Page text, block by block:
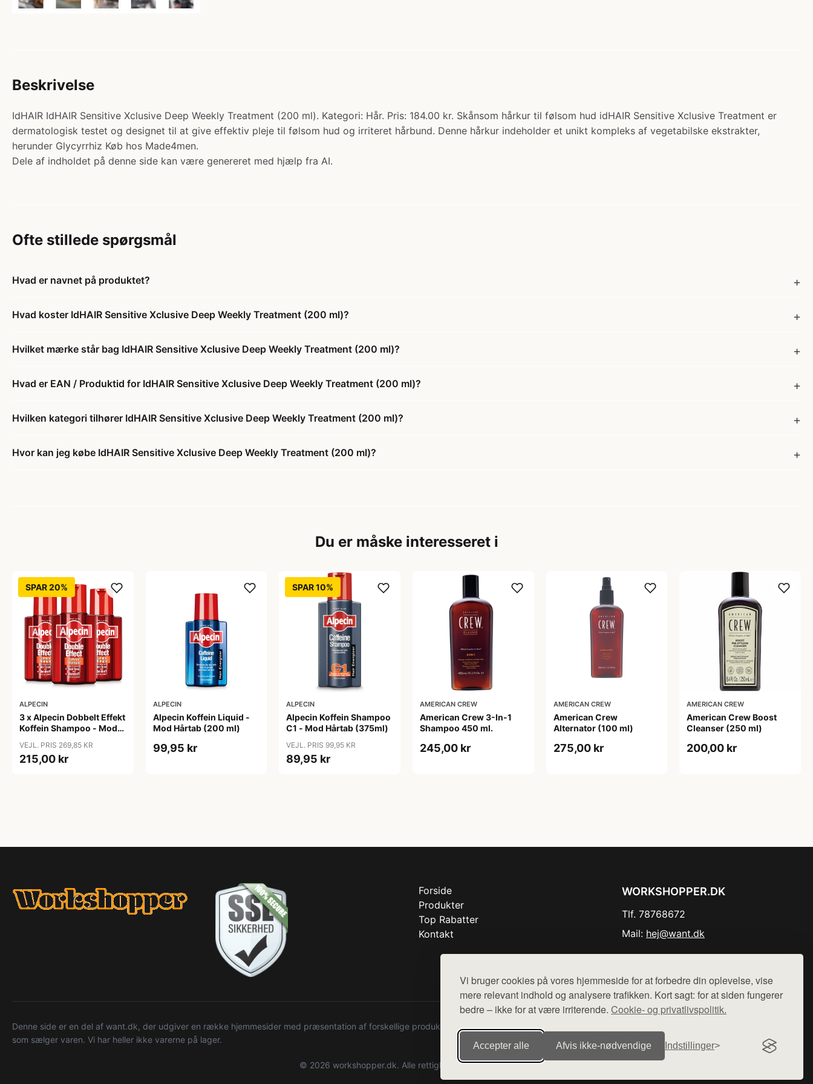
Vi bruger cookies på vores hjemmeside for at forbedre din oplevelse, vise
mere relevant indhold og analysere trafikken. Kort sagt: for at siden fungerer
bedre – ikke for at være irriterende. Cookie- og privatlivspolitik.
Accepter alle Afvis ikke‑nødvendige Indstillinger
Beskrivelse
IdHAIR IdHAIR Sensitive Xclusive Deep Weekly Treatment (200 ml). Kategori: Hår. Pris: 184.00 kr. Skånsom hårkur til følsom hud idHAIR Sensitive Xclusive Treatment er
dermatologisk testet og designet til at give effektiv pleje til følsom hud og irriteret hårbund. Denne hårkur indeholder et unikt kompleks af vegetabilske ekstrakter,
herunder Glycyrrhiz Køb hos Made4men.
Dele af indholdet på denne side kan være genereret med hjælp fra AI.
Ofte stillede spørgsmål
Hvad er navnet på produktet?
Hvad koster IdHAIR Sensitive Xclusive Deep Weekly Treatment (200 ml)?
Hvilket mærke står bag IdHAIR Sensitive Xclusive Deep Weekly Treatment (200 ml)?
Hvad er EAN / Produktid for IdHAIR Sensitive Xclusive Deep Weekly Treatment (200 ml)?
Hvilken kategori tilhører IdHAIR Sensitive Xclusive Deep Weekly Treatment (200 ml)?
Hvor kan jeg købe IdHAIR Sensitive Xclusive Deep Weekly Treatment (200 ml)?
Du er måske interesseret i
SPAR 20%
ALPECIN
3 x Alpecin Dobbelt Effekt
Koffein Shampoo - Mod
VEJL. PRIS 269,85 KR
215,00 kr
ALPECIN
Alpecin Koffein Liquid -
Mod Hårtab (200 ml)
99,95 kr
SPAR 10%
ALPECIN
Alpecin Koffein Shampoo
C1 - Mod Hårtab (375ml)
VEJL. PRIS 99,95 KR
89,95 kr
AMERICAN CREW
American Crew 3-In-1
Shampoo 450 ml.
245,00 kr
AMERICAN CREW
American Crew
Alternator (100 ml)
275,00 kr
AMERICAN CREW
American Crew Boost
Cleanser (250 ml)
200,00 kr
Forside
Produkter
Top Rabatter
Kontakt
WORKSHOPPER.DK
Tlf. 78768672
Mail: hej@want.dk
Denne side er en del af want.dk, der udgiver en række hjemmesider med præsentation af forskellige produkter fra diverse webshops. Der sælges ikke varer fra denne side - vi henviser til de shops,
som sælger varen. Vi har heller ikke varerne på lager.
© 2026 workshopper.dk. Alle rettigheder forbeholdes.